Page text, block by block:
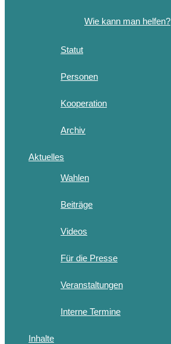
Wie kann man helfen?
Statut
Personen
Kooperation
Archiv
Aktuelles
Wahlen
Beiträge
Videos
Für die Presse
Veranstaltungen
Interne Termine
Inhalte